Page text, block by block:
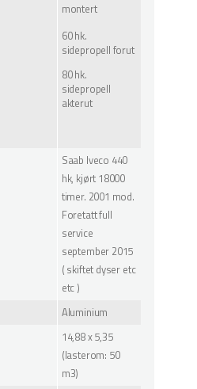
montert
60 hk.
sidepropell forut
80 hk.
sidepropell
akterut
Saab Iveco 440
hk, kjørt 18000
timer. 2001 mod.
Foretatt full
service
september 2015
( skiftet dyser etc
etc )
Aluminium
14,88 x 5,35
(lasterom: 50
m3)